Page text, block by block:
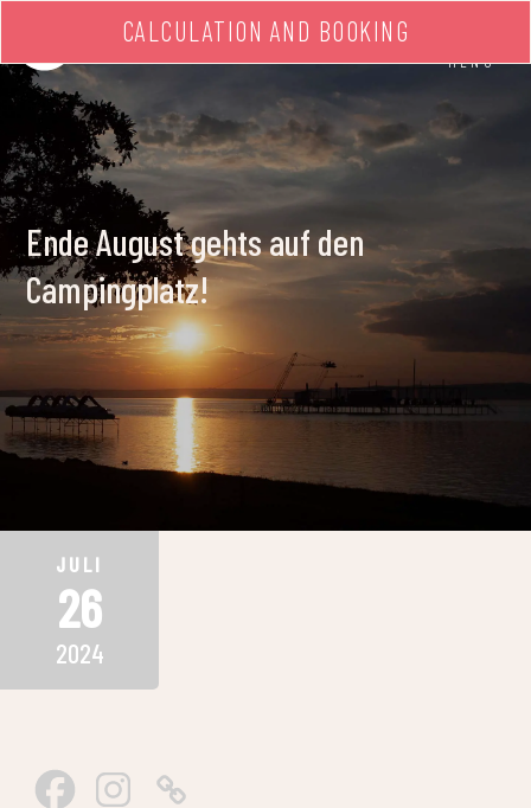
MENU
CALCULATION AND BOOKING
Ende August gehts auf den
Campingplatz!
JULI
26
2024